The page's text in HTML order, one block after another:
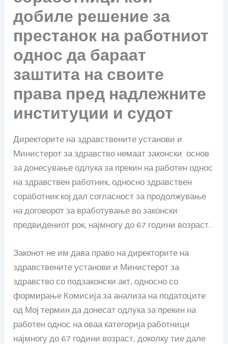
добиле решение за
престанок на работниот
однос да бараат
заштита на своите
права пред надлежните
институции и судот
Директорите на здравствените установи и
Министерот за здравство немаат законски основ
за донесување одлука за прекин на работен однос
на здравствен работник, односно здравствен
соработник кој дал согласност за продолжување
на договорот за вработување во законски
предвидениот рок, најмногу до 67 години возраст.
Законот не им дава право на директорите на
здравствените установи и Министерот за
здравство со подзаконски акт, односно со
формирање Комисија за анализа на податоците
од Мој термин да донесат одлука за прекин на
работен однос на оваа категорија работници
најмногу до 67 години возраст, доколку тие дале